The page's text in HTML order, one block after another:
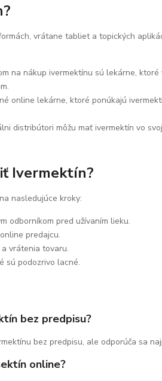
vrátane tabliet a topických
na nákup ivermektínu sú lekárne, ktoré
online lekárne, ktoré ponúkajú
distribútori môžu mať ivermektín vo
Ivermektín?
nasledujúce kroky:
odborníkom pred užívaním lieku.
predajcu.
vrátenia tovaru.
sú podozrivo lacné.
bez predpisu?
bez predpisu, ale odporúča sa
online?